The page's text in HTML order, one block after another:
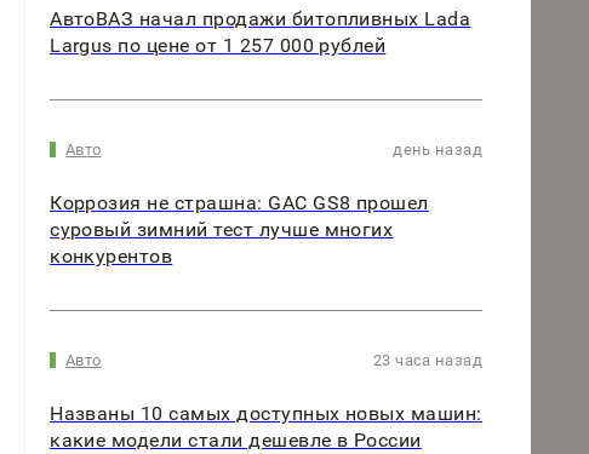
АвтоВАЗ начал продажи битопливных Lada
Largus по цене от 1 257 000 рублей
Авто день назад
Коррозия не страшна: GAC GS8 прошел
суровый зимний тест лучше многих
конкурентов
Авто 23 часа назад
Названы 10 самых доступных новых машин:
какие модели стали дешевле в России